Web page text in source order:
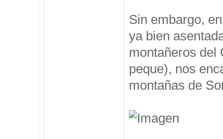
Sin embargo,
ya bien
montañeros del
peque), nos
montañas de